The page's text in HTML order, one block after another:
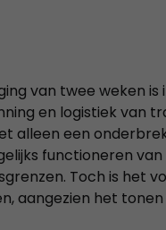
van twee weken
en logistiek van
alleen een
functioneren
Toch is het
aangezien het